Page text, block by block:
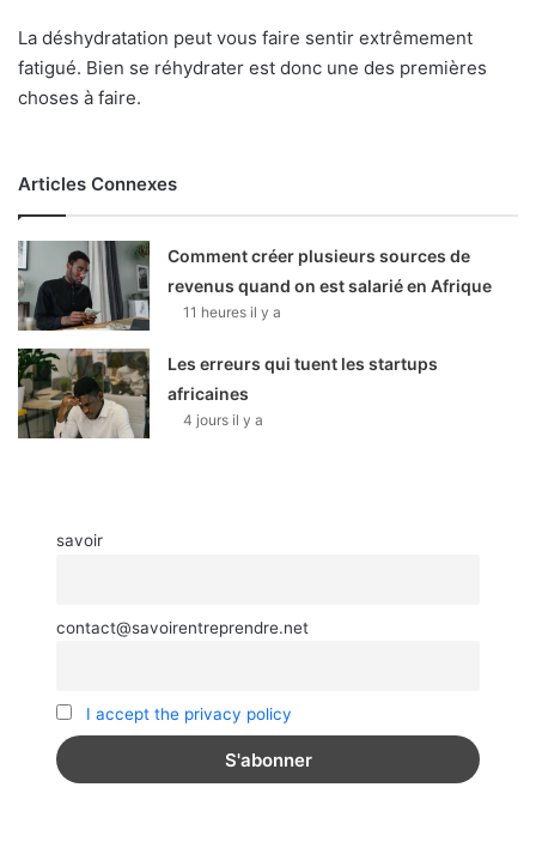
La déshydratation peut vous faire sentir extrêmement
fatigué. Bien se réhydrater est donc une des premières
choses à faire.
Articles Connexes
Comment créer plusieurs sources de
revenus quand on est salarié en Afrique
11 heures il y a
Les erreurs qui tuent les startups
africaines
4 jours il y a
savoir
contact@savoirentreprendre.net
I accept the privacy policy